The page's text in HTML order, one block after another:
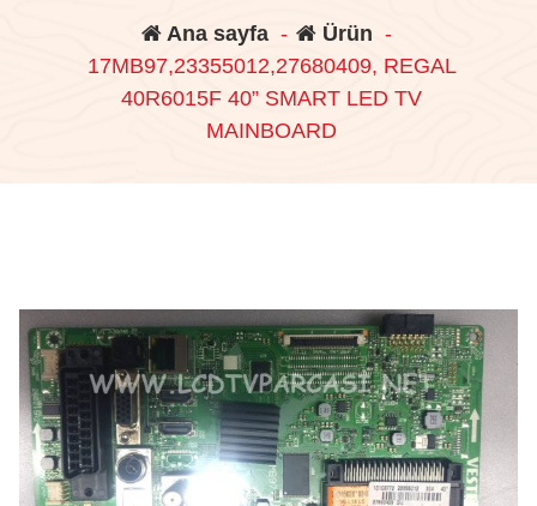
Ana sayfa - Ürün -
17MB97,23355012,27680409, REGAL
40R6015F 40” SMART LED TV
MAINBOARD